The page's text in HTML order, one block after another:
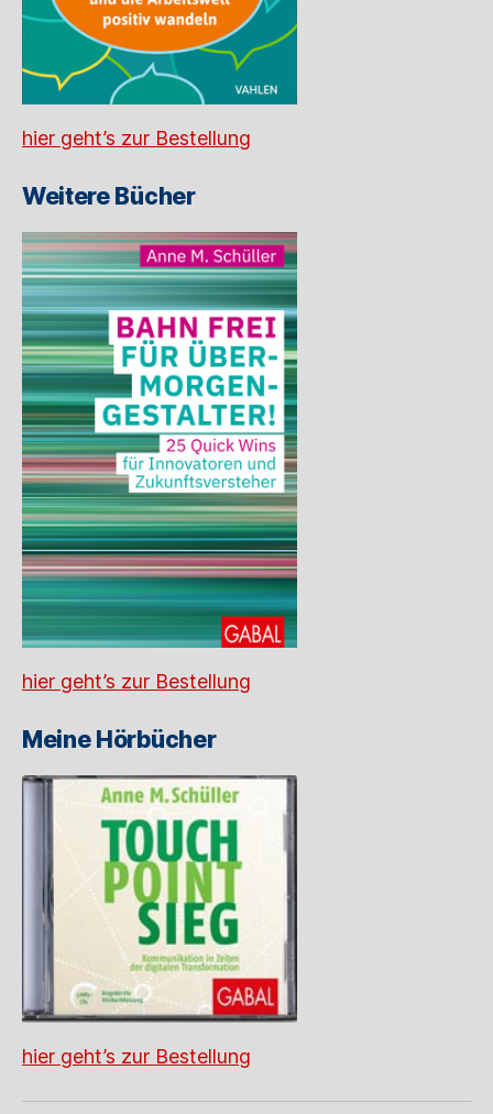
hier geht’s zur Bestellung
Weitere Bücher
hier geht’s zur Bestellung
Meine Hörbücher
hier geht’s zur Bestellung